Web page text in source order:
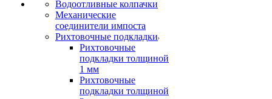
Водоотливные колпачки
Механические
соединители импоста
Рихтовочные подкладки
Рихтовочные
подкладки толщиной
1 мм
Рихтовочные
подкладки толщиной